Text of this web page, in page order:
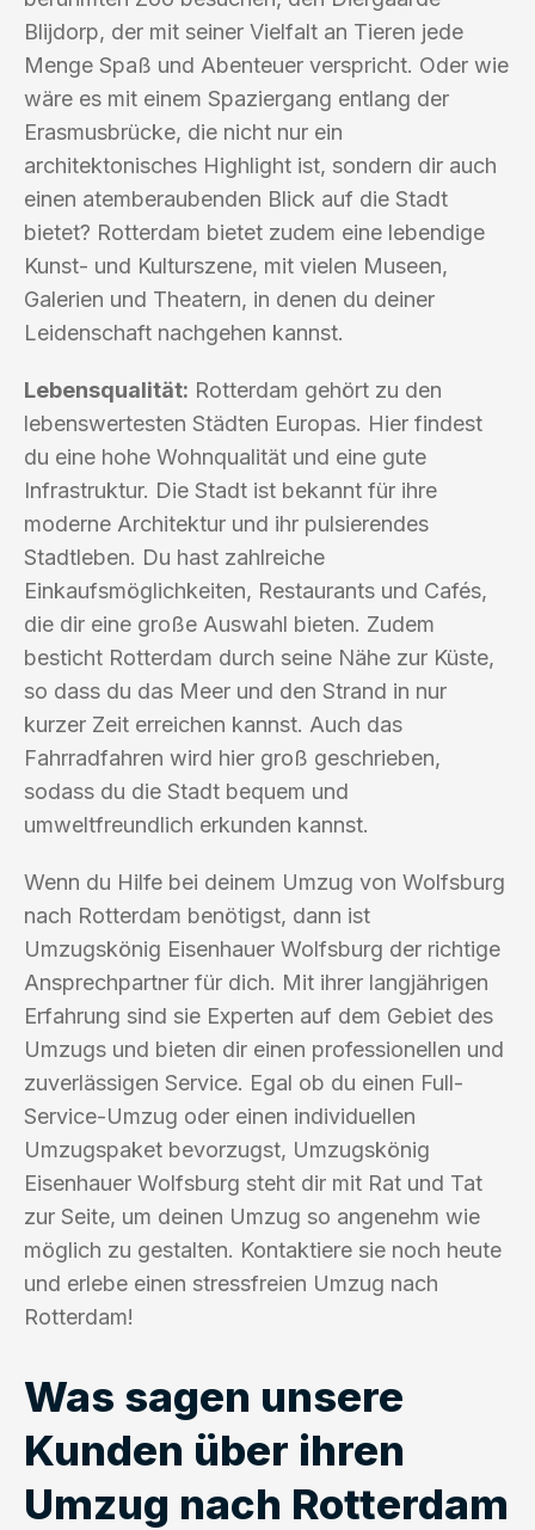
Blijdorp, der mit seiner Vielfalt an Tieren jede
Menge Spaß und Abenteuer verspricht. Oder wie
wäre es mit einem Spaziergang entlang der
Erasmusbrücke, die nicht nur ein
architektonisches Highlight ist, sondern dir auch
einen atemberaubenden Blick auf die Stadt
bietet? Rotterdam bietet zudem eine lebendige
Kunst- und Kulturszene, mit vielen Museen,
Galerien und Theatern, in denen du deiner
Leidenschaft nachgehen kannst.
Lebensqualität: Rotterdam gehört zu den
lebenswertesten Städten Europas. Hier findest
du eine hohe Wohnqualität und eine gute
Infrastruktur. Die Stadt ist bekannt für ihre
moderne Architektur und ihr pulsierendes
Stadtleben. Du hast zahlreiche
Einkaufsmöglichkeiten, Restaurants und Cafés,
die dir eine große Auswahl bieten. Zudem
besticht Rotterdam durch seine Nähe zur Küste,
so dass du das Meer und den Strand in nur
kurzer Zeit erreichen kannst. Auch das
Fahrradfahren wird hier groß geschrieben,
sodass du die Stadt bequem und
umweltfreundlich erkunden kannst.
Wenn du Hilfe bei deinem Umzug von Wolfsburg
nach Rotterdam benötigst, dann ist
Umzugskönig Eisenhauer Wolfsburg der richtige
Ansprechpartner für dich. Mit ihrer langjährigen
Erfahrung sind sie Experten auf dem Gebiet des
Umzugs und bieten dir einen professionellen und
zuverlässigen Service. Egal ob du einen Full-
Service-Umzug oder einen individuellen
Umzugspaket bevorzugst, Umzugskönig
Eisenhauer Wolfsburg steht dir mit Rat und Tat
zur Seite, um deinen Umzug so angenehm wie
möglich zu gestalten. Kontaktiere sie noch heute
und erlebe einen stressfreien Umzug nach
Rotterdam!
Was sagen unsere
Kunden über ihren
Umzug nach Rotterdam